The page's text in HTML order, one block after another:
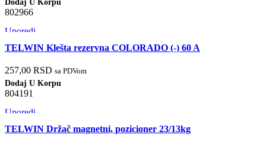
Dodaj U Korpu
802966
Uporedi
Brzi pregled
TELWIN Klešta rezervna COLORADO (-) 60 A
257,00 RSD sa PDVom
Dodaj U Korpu
804191
Uporedi
Brzi pregled
TELWIN Držač magnetni, pozicioner 23/13kg